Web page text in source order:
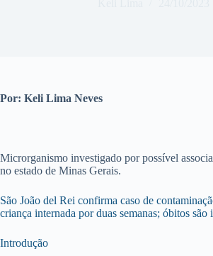
Por: Keli Lima Neves
Microrganismo investigado por possível
no estado de Minas Gerais.
São João del Rei confirma caso de
criança internada por duas semanas; óbitos são
Introdução